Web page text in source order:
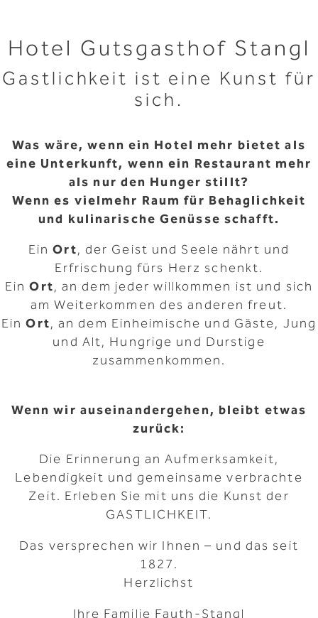
Hotel Gutsgasthof Stangl
Gastlichkeit ist eine Kunst für
sich.
Was wäre, wenn ein Hotel mehr bietet als
eine Unterkunft, wenn ein Restaurant mehr
als nur den Hunger stillt?
Wenn es vielmehr Raum für Behaglichkeit
und kulinarische Genüsse schafft.
EinOrt, der Geist und Seele nährt und
Erfrischung fürs Herz schenkt.
EinOrt, an dem jeder willkommen ist und sich
am Weiterkommen des anderen freut.
EinOrt, an dem Einheimische und Gäste, Jung
und Alt, Hungrige und Durstige
zusammenkommen.
Wenn wir auseinandergehen, bleibt etwas
zurück:
Die Erinnerung an Aufmerksamkeit,
Lebendigkeit und gemeinsame verbrachte
Zeit. Erleben Sie mit uns die Kunst der
GASTLICHKEIT.
Das versprechen wir Ihnen – und das seit
1827.
Herzlichst